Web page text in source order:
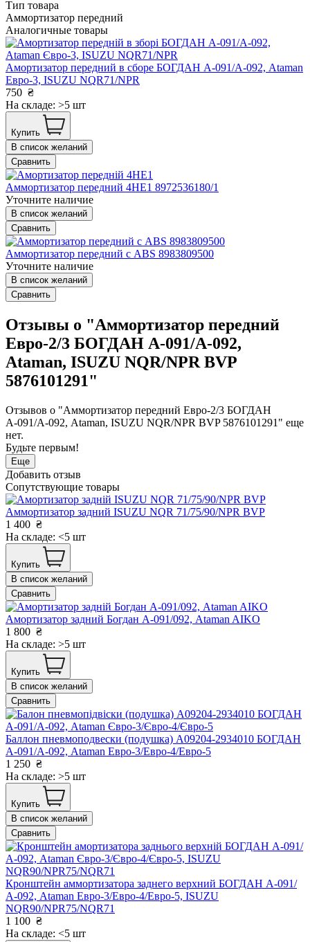
Тип товара
Аммортизатор передний
Аналогичные товары
Амортизатор передний в сборе БОГДАН А-091/А-092, Ataman
Евро-3, ISUZU NQR71/NPR
750 ₴
На складе: >5 шт
Купить
В список желаний
Сравнить
Аммортизатор передний 4HЕ1 8972536180/1
Уточните наличие
В список желаний
Сравнить
Аммортизатор передний с ABS 8983809500
Уточните наличие
В список желаний
Сравнить
Отзывы о "Аммортизатор передний
Евро-2/3 БОГДАН А-091/А-092,
Ataman, ISUZU NQR/NPR BVP
5876101291"
Отзывов о "Аммортизатор передний Евро-2/3 БОГДАН
А-091/А-092, Ataman, ISUZU NQR/NPR BVP 5876101291" еще
нет.
Будьте первым!
Еще
Добавить отзыв
Сопутствующие товары
Аммортизатор задний ISUZU NQR 71/75/90/NPR BVP
1 400 ₴
На складе: <5 шт
Купить
В список желаний
Сравнить
Амортизатор задний Богдан А-091/092, Ataman AIKO
1 800 ₴
На складе: >5 шт
Купить
В список желаний
Сравнить
Баллон пневмоподвески (подушка) А09204-2934010 БОГДАН
А-091/А-092, Ataman Евро-3/Евро-4/Евро-5
1 250 ₴
На складе: >5 шт
Купить
В список желаний
Сравнить
Кронштейн аммортизатора заднего верхний БОГДАН А-091/
А-092, Ataman Евро-3/Евро-4/Евро-5, ISUZU
NQR90/NPR75/NQR71
1 100 ₴
На складе: <5 шт